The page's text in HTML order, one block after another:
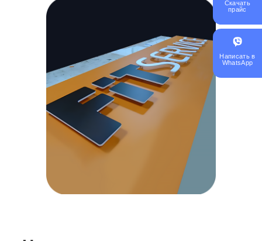
Скачать
прайс
Написать в
WhatsApp